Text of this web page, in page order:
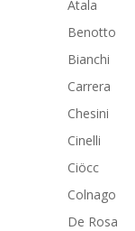
Atala
Benotto
Bianchi
Carrera
Chesini
Cinelli
Ciöcc
Colnago
De Rosa